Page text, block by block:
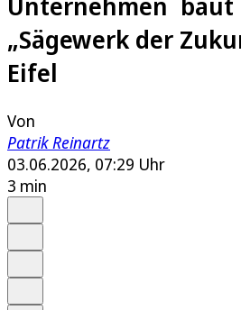
„Sägewerk der
Eifel
Von
Patrik Reinartz
03.06.2026, 07:29 Uhr
3 min